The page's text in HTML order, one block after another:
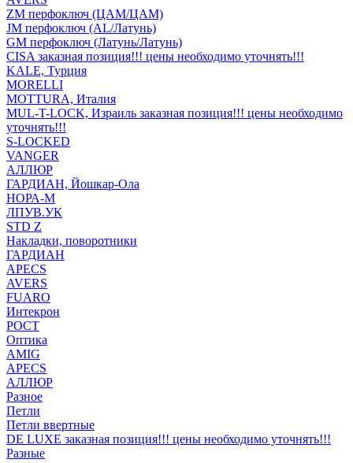
ZM перфоключ (ЦАМ/ЦАМ)
JМ перфоключ (АL/Латунь)
GM перфоключ (Латунь/Латунь)
CISA заказная позиция!!! цены необходимо уточнять!!!
KALE, Турция
MORELLI
MOTTURA, Италия
MUL-T-LOCK, Израиль заказная позиция!!! цены необходимо
уточнять!!!
S-LOCKED
VANGER
АЛЛЮР
ГАРДИАН, Йошкар-Ола
НОРА-М
ЛПУВ.УК
STD Z
Накладки, поворотники
ГАРДИАН
APECS
AVERS
FUARO
Интекрон
РОСТ
Оптика
AMIG
APECS
АЛЛЮР
Разное
Петли
Петли ввертные
DE LUXE заказная позиция!!! цены необходимо уточнять!!!
Разные